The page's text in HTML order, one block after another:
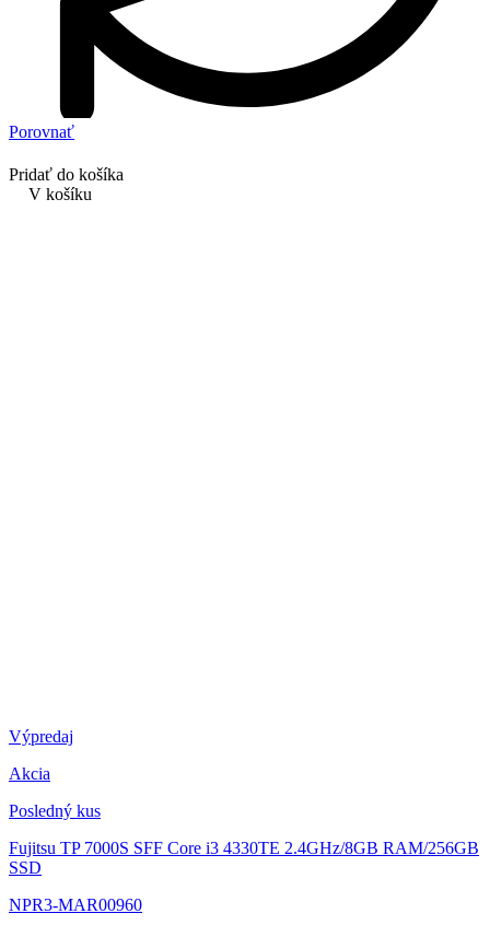
Porovnať
Pridať do košíka
V košíku
Výpredaj
Akcia
Posledný kus
Fujitsu TP 7000S SFF Core i3 4330TE 2.4GHz/8GB RAM/256GB
SSD
NPR3-MAR00960